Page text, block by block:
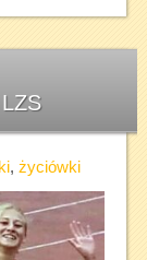
, życiówki